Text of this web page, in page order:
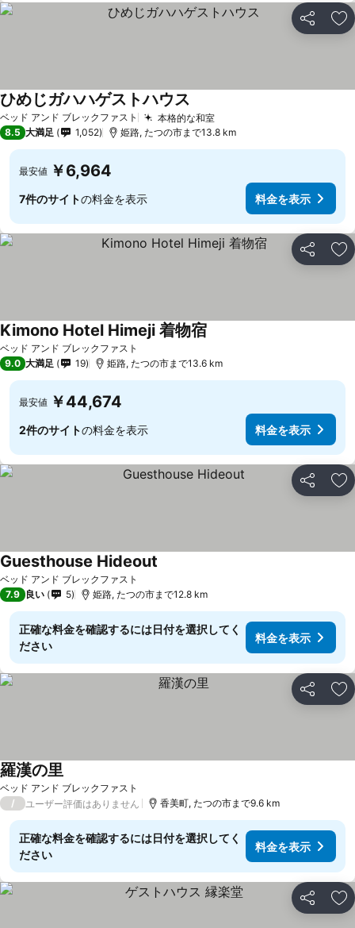
シェア お
ベッド アンド ブレックファスト 本格的な和室料金を表示
ひめじガハハゲストハウス
8.5 大満足 1,052 姫路, たつの市まで13.8 km
最安値 ￥6,964
7件のサイトの料金を表示 料金を表示
シェア お
ベッド アンド ブレックファスト
Kimono Hotel Himeji 着物宿
9.0 大満足 19 姫路, たつの市まで13.6 km
最安値 ￥44,674
2件のサイトの料金を表示 料金を表示
シェア お
ベッド アンド ブレックファスト
Guesthouse Hideout
7.9 良い 5 姫路, たつの市まで12.8 km
正確な料金を確認するには日付を選択してく
ださい
料金を表示
シェア お
ベッド アンド ブレックファスト
羅漢の里料金を表示
/ ユーザー評価はありません 香美町, たつの市まで9.6 km
正確な料金を確認するには日付を選択してく
ださい
料金を表示
シェア お